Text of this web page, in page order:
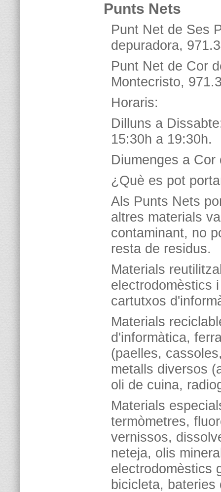
Punts Nets
Punt Net de Ses
depuradora,
Punt Net de Cor
Montecristo,
Horaris:
Dilluns a
15:30h a 19:30h.
Diumenges a
¿Què es pot
Als Punts Nets
altres materials
contaminant, no
resta de residus.
Materials
electrodomèstics
cartutxos
Materials
d'informàtica,
(paelles,
metalls diversos
oli de cuina,
Materials
termòmetres,
vernissos,
neteja, olis
electrodomèstics
bicicleta,